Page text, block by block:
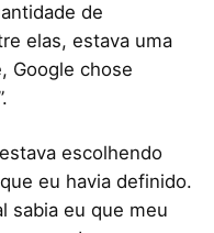
de
elas, estava uma
Google chose
escolhendo
eu havia definido.
sabia eu que meu